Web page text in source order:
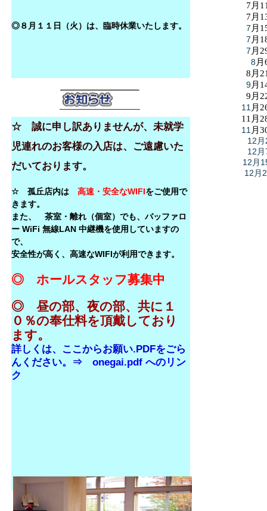
7月
7月
7 月
7 月
7 月
8
8月
9月
9月
11 月
11月
11 月
12
12
12月
12月
☆ 誠に申し訳ありませんが、未就学
児連れのお客様の入店は、ご遠慮いた
だいております。
☆ 孤丘店内は 高速・安全なWIFIをご使用で
きます。
また、 茶室・離れ（個室）でも、バッファロ
ー WiFi 無線LAN 中継機を使用していますの
で、
安全性が高く、高速なWIFIが利用できます。
◎ ホールスタッフ募集中
◎ 昼の部、夜の部、共に１
０％の奉仕料を頂戴しており
ます。
詳しくは、ここからお願い.PDFをごら
んください。⇒ onegai.pdf へのリン
ク
◎８月１１日（火）は、臨時休業いたします。